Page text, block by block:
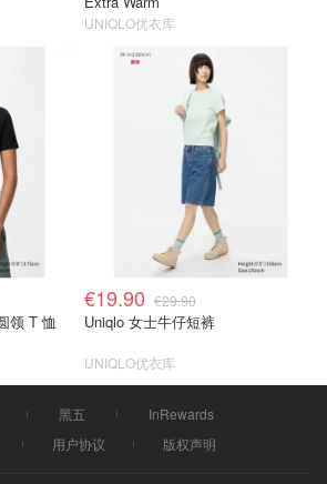
UNIQLO优衣库
领 T 恤
€19.90 €29.90
Uniqlo 女士牛仔短裤
UNIQLO优衣库
黑五
InRewards
用户协议 版权声明